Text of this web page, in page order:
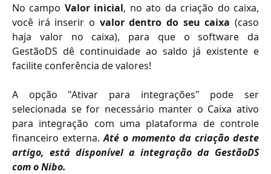
No campo Valor inicial, no ato da criação do caixa,
você irá inserir o valor dentro do seu caixa (caso
haja valor no caixa), para que o software da
GestãoDS dê continuidade ao saldo já existente e
facilite conferência de valores!
A opção "Ativar para integrações" pode ser
selecionada se for necessário manter o Caixa ativo
para integração com uma plataforma de controle
financeiro externa.Até o momento da criação deste
artigo, está disponível a integração da GestãoDS
com o Nibo.